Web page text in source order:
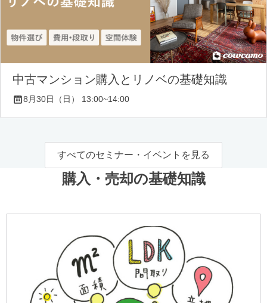
中古マンション購入とリノベの基礎知識
8月30日（日） 13:00~14:00
すべてのセミナー・イベントを見る
購入・売却の基礎知識